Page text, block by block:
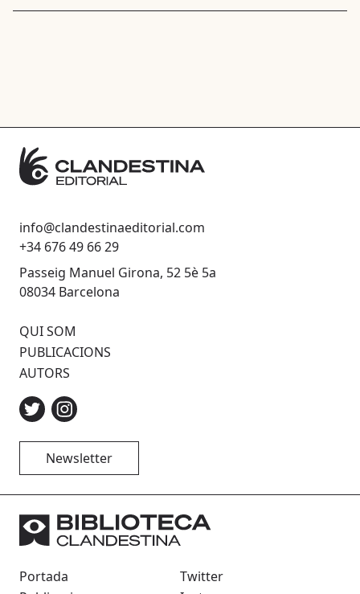
info@clandestinaeditorial.com
+34 676 49 66 29
Passeig Manuel Girona, 52 5è 5a
08034 Barcelona
QUI SOM
PUBLICACIONS
AUTORS
Newsletter
Portada
Twitter